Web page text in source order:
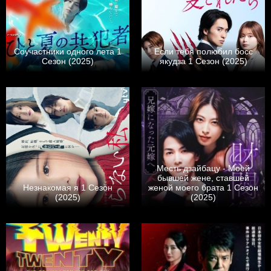
Соучастники одного лета 1
Сезон (2025)
Если тебя полюбил босс
якудза 1 Сезон (2025)
Незнакомая я 1 Сезон
(2025)
Месть дзайбацу - Моей
бывшей жене, ставшей
женой моего брата 1 Сезон
(2025)